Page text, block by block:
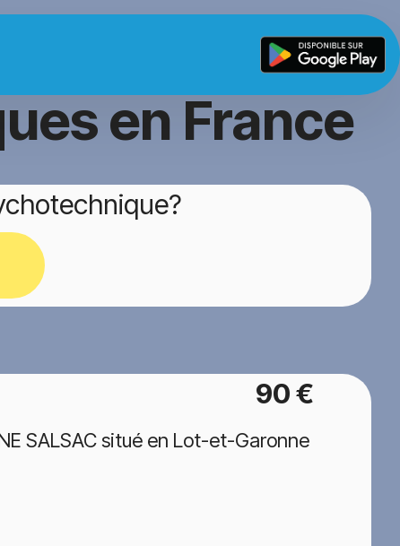
en France
90 €
SALSAC situé en Lot-et-Garonne